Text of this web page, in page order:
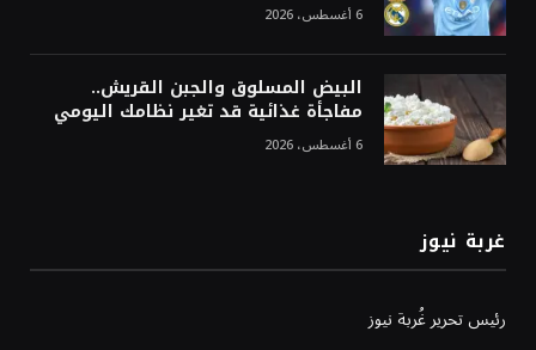
6 أغسطس، 2026
البيض المسلوق والجبن القريش..
مفاجأة غذائية قد تغير نظامك اليومي
6 أغسطس، 2026
غربة نيوز
رئيس تحرير غُربة نيوز